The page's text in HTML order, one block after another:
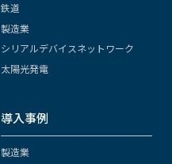
鉄道
製造業
シリアルデバイスネットワーク
太陽光発電
導入事例
製造業